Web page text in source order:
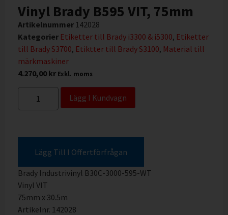
Vinyl Brady B595 VIT, 75mm
Artikelnummer 142028
Kategorier Etiketter till Brady i3300 & i5300, Etiketter
till Brady S3700, Etiktter till Brady S3100, Material till
märkmaskiner
4.270,00 kr Exkl. moms
Lägg I Kundvagn
Lägg Till I Offertförfrågan
Brady Industrivinyl B30C-3000-595-WT
Vinyl VIT
75mm x 30.5m
Artikelnr. 142028